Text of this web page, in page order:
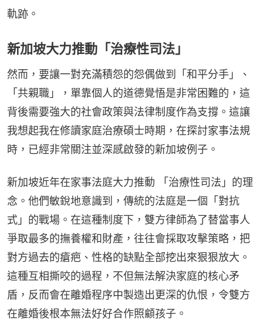
軌跡。
新加坡大力推動「治療性司法」
然而，要讓一對充滿積怨的怨偶做到「和平分手」、
「共親職」，單靠個人的道德覺悟是非常困難的，這
背後需要強大的社會政策與法律制度作為支撐。這讓
我想起我在修讀家庭治療碩士時期，在探討家事法規
時，已經非常關注並深感啟發的新加坡例子。
新加坡近年在家事法庭大力推動 「治療性司法」的理
念。他們敏銳地意識到，傳統的法庭是一個「對抗
式」的戰場。在這種制度下，雙方律師為了替當事人
爭取最多的撫養權和財產，往往會採取攻擊策略，把
對方過去的瘡疤、性格的缺點全部挖出來狠狠放大。
這種互相撕咬的過程，不但無法解決家庭的核心矛
盾，反而會在離婚程序中製造出更深的仇恨，令雙方
在離婚後根本無法好好合作照顧孩子。